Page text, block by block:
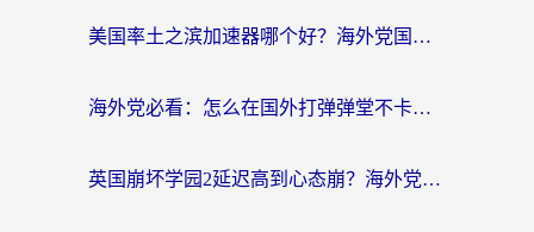
美国率土之滨加速器哪个好？海外党国服游戏畅玩终极指南（附多游戏解决方案）
海外党必看：怎么在国外打弹弹堂不卡？番茄加速器亲测指南
英国崩坏学园2延迟高到心态崩？海外党国服游戏加速终极指南